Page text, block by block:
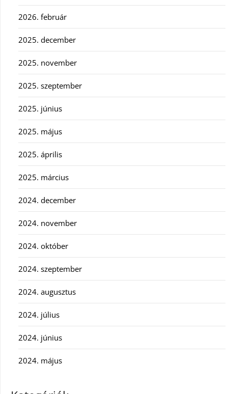
2026. február
2025. december
2025. november
2025. szeptember
2025. június
2025. május
2025. április
2025. március
2024. december
2024. november
2024. október
2024. szeptember
2024. augusztus
2024. július
2024. június
2024. május